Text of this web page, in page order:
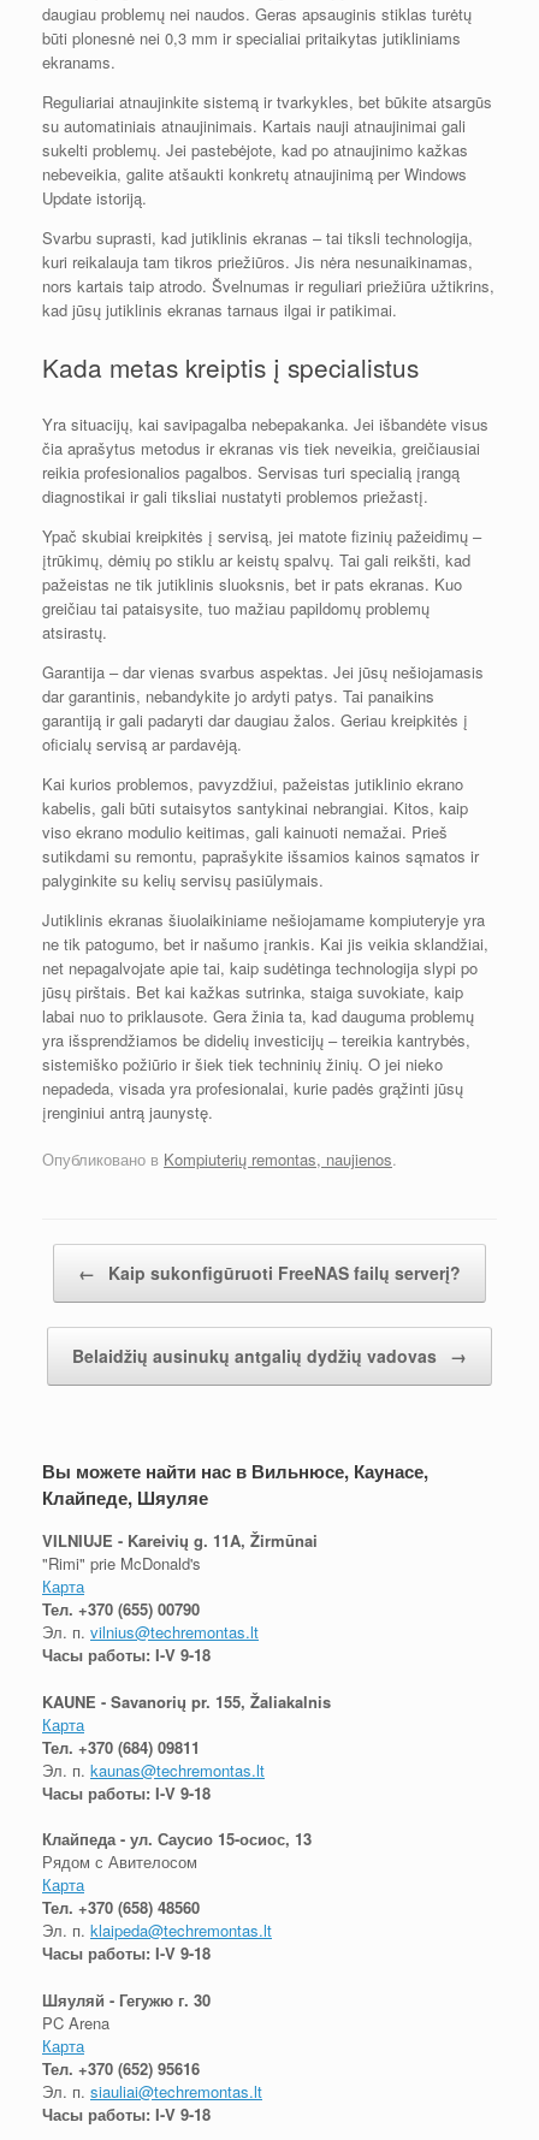
daugiau problemų nei naudos. Geras apsauginis stiklas turėtų
būti plonesnė nei 0,3 mm ir specialiai pritaikytas jutikliniams
ekranams.
Reguliariai atnaujinkite sistemą ir tvarkykles, bet būkite atsargūs
su automatiniais atnaujinimais. Kartais nauji atnaujinimai gali
sukelti problemų. Jei pastebėjote, kad po atnaujinimo kažkas
nebeveikia, galite atšaukti konkretų atnaujinimą per Windows
Update istoriją.
Svarbu suprasti, kad jutiklinis ekranas – tai tiksli technologija,
kuri reikalauja tam tikros priežiūros. Jis nėra nesunaikinamas,
nors kartais taip atrodo. Švelnumas ir reguliari priežiūra užtikrins,
kad jūsų jutiklinis ekranas tarnaus ilgai ir patikimai.
Kada metas kreiptis į specialistus
Yra situacijų, kai savipagalba nebepakanka. Jei išbandėte visus
čia aprašytus metodus ir ekranas vis tiek neveikia, greičiausiai
reikia profesionalios pagalbos. Servisas turi specialią įrangą
diagnostikai ir gali tiksliai nustatyti problemos priežastį.
Ypač skubiai kreipkitės į servisą, jei matote fizinių pažeidimų –
įtrūkimų, dėmių po stiklu ar keistų spalvų. Tai gali reikšti, kad
pažeistas ne tik jutiklinis sluoksnis, bet ir pats ekranas. Kuo
greičiau tai pataisysite, tuo mažiau papildomų problemų
atsirastų.
Garantija – dar vienas svarbus aspektas. Jei jūsų nešiojamasis
dar garantinis, nebandykite jo ardyti patys. Tai panaikins
garantiją ir gali padaryti dar daugiau žalos. Geriau kreipkitės į
oficialų servisą ar pardavėją.
Kai kurios problemos, pavyzdžiui, pažeistas jutiklinio ekrano
kabelis, gali būti sutaisytos santykinai nebrangiai. Kitos, kaip
viso ekrano modulio keitimas, gali kainuoti nemažai. Prieš
sutikdami su remontu, paprašykite išsamios kainos sąmatos ir
palyginkite su kelių servisų pasiūlymais.
Jutiklinis ekranas šiuolaikiniame nešiojamame kompiuteryje yra
ne tik patogumo, bet ir našumo įrankis. Kai jis veikia sklandžiai,
net nepagalvojate apie tai, kaip sudėtinga technologija slypi po
jūsų pirštais. Bet kai kažkas sutrinka, staiga suvokiate, kaip
labai nuo to priklausote. Gera žinia ta, kad dauguma problemų
yra išsprendžiamos be didelių investicijų – tereikia kantrybės,
sistemiško požiūrio ir šiek tiek techninių žinių. O jei nieko
nepadeda, visada yra profesionalai, kurie padės grąžinti jūsų
įrenginiui antrą jaunystę.
Опубликовано в Kompiuterių remontas, naujienos.
← Kaip sukonfigūruoti FreeNAS failų serverį?
Belaidžių ausinukų antgalių dydžių vadovas →
Вы можете найти нас в Вильнюсе, Каунасе,
Клайпеде, Шяуляе
VILNIUJE - Kareivių g. 11A, Žirmūnai
"Rimi" prie McDonald's
Карта
Тел. +370 (655) 00790
Эл. п. vilnius@techremontas.lt
Часы работы: I-V 9-18
KAUNE - Savanorių pr. 155, Žaliakalnis
Карта
Тел. +370 (684) 09811
Эл. п. kaunas@techremontas.lt
Часы работы: I-V 9-18
Клайпеда - ул. Саусио 15-осиос, 13
Рядом с Авителосом
Карта
Тел. +370 (658) 48560
Эл. п. klaipeda@techremontas.lt
Часы работы: I-V 9-18
Шяуляй - Гегужю г. 30
PC Arena
Карта
Тел. +370 (652) 95616
Эл. п. siauliai@techremontas.lt
Часы работы: I-V 9-18